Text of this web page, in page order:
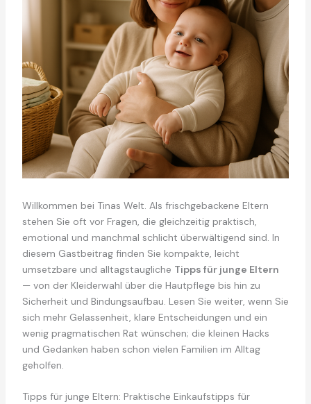
Willkommen bei Tinas Welt. Als frischgebackene Eltern
stehen Sie oft vor Fragen, die gleichzeitig praktisch,
emotional und manchmal schlicht überwältigend sind. In
diesem Gastbeitrag finden Sie kompakte, leicht
umsetzbare und alltagstaugliche Tipps für junge Eltern
— von der Kleiderwahl über die Hautpflege bis hin zu
Sicherheit und Bindungsaufbau. Lesen Sie weiter, wenn Sie
sich mehr Gelassenheit, klare Entscheidungen und ein
wenig pragmatischen Rat wünschen; die kleinen Hacks
und Gedanken haben schon vielen Familien im Alltag
geholfen.
Tipps für junge Eltern: Praktische Einkaufstipps für